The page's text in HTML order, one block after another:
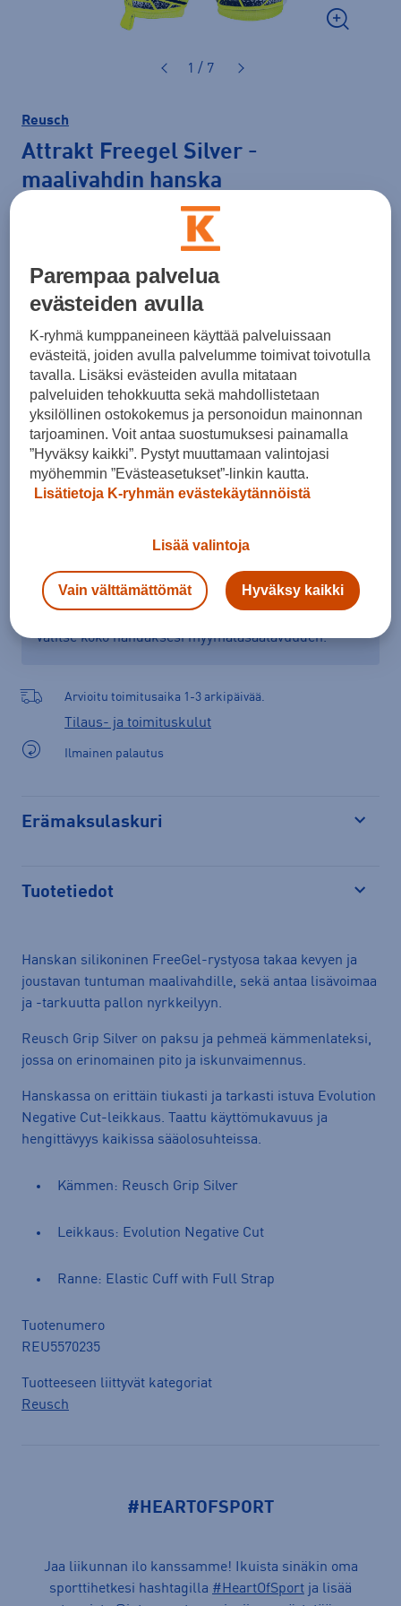
1 / 7
Reusch
Attrakt Freegel Silver -
maalivahdin hanska
Koko
8 9 10 11
Lisää ostoskoriin
Tarkista saatavuus ja tilaa myymälästä
Verkkokauppa: Ei saatavilla Myymälät: Saatavilla
Valitse koko nähdäksesi myymäläsaatavuuden.
Arvioitu toimitusaika 1-3 arkipäivää.
Tilaus- ja toimituskulut
Ilmainen palautus
Erämaksulaskuri
Tuotetiedot
Hanskan silikoninen FreeGel-rystyosa takaa kevyen ja
joustavan tuntuman maalivahdille, sekä antaa lisävoimaa
ja -tarkuutta pallon nyrkkeilyyn.
Reusch Grip Silver on paksu ja pehmeä kämmenlateksi,
jossa on erinomainen pito ja iskunvaimennus.
Hanskassa on erittäin tiukasti ja tarkasti istuva Evolution
Negative Cut-leikkaus. Taattu käyttömukavuus ja
hengittävyys kaikissa sääolosuhteissa.
Kämmen: Reusch Grip Silver
Leikkaus: Evolution Negative Cut
Ranne: Elastic Cuff with Full Strap
Tuotenumero
REU5570235
Tuotteeseen liittyvät kategoriat
Reusch
#HEARTOFSPORT
Jaa liikunnan ilo kanssamme! Ikuista sinäkin oma
sporttihetkesi hashtagilla #HeartOfSport ja lisää
Parempaa palvelua
evästeiden avulla
K-ryhmä kumppaneineen käyttää palveluissaan
evästeitä, joiden avulla palvelumme toimivat toivotulla
tavalla. Lisäksi evästeiden avulla mitataan
palveluiden tehokkuutta sekä mahdollistetaan
yksilöllinen ostokokemus ja personoidun mainonnan
tarjoaminen. Voit antaa suostumuksesi painamalla
”Hyväksy kaikki”. Pystyt muuttamaan valintojasi
myöhemmin ”Evästeasetukset”-linkin kautta.
Lisätietoja K-ryhmän evästekäytännöistä
Lisää valintoja
Vain välttämättömät Hyväksy kaikki